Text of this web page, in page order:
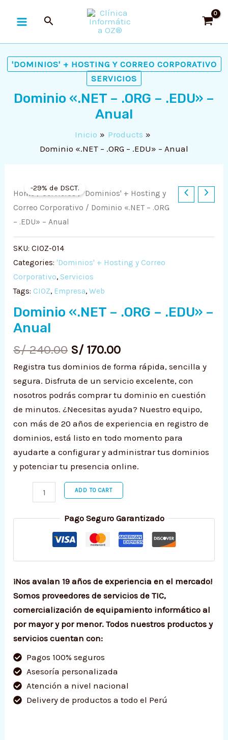
'DOMINIOS' + HOSTING Y CORREO CORPORATIVO
SERVICIOS
Dominio «.NET – .ORG – .EDU» –
Anual
Inicio
Products
Dominio «.NET – .ORG – .EDU» – Anual
-29% de DSCT.
Home/Servicios/'Dominios' + Hosting y
Correo Corporativo / Dominio «.NET – .ORG
– .EDU» – Anual
SKU:CIOZ-014
Categories:'Dominios' + Hosting y Correo
Corporativo, Servicios
Tags: CIOZ, Empresa,Web
Dominio «.NET – .ORG – .EDU» –
Anual
S/240.00
Original
price
S/ 240.00.
S/170.00
Current
price
S/ 170.00.
Registra tus dominios de forma rápida, sencilla y
segura. Disfruta de un servicio excelente, con
nosotros podrás comprar tu dominio en cuestión
de minutos. ¿Necesitas ayuda? Nuestro equipo,
con más de 20 años de experiencia en registro de
dominios, está listo en todo momento para
ayudarte a configurar y administrar tus dominios
y potenciar tu presencia online.
Dominio
".NET
-
.ORG
-
.EDU"
-
Anual
quantity
ADD TO CART
Pago Seguro Garantizado
¡Nos avalan 19 años de experiencia en el mercado!
Somos proveedores de servicios de TIC,
comercialización de equipamiento informático al
por mayor y por menor. Todos nuestros productos y
servicios cuentan con:
Pagos 100% seguros
Asesoría personalizada
Atención a nivel nacional
Delivery de productos a todo el Perú